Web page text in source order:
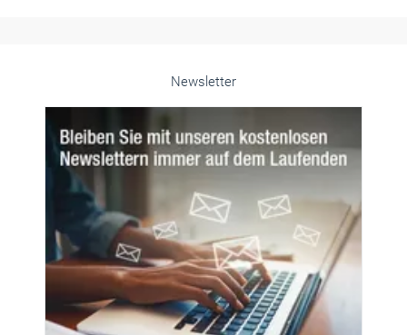
Newsletter